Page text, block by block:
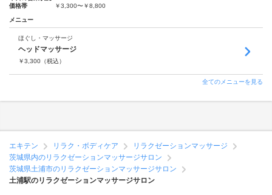
価格帯
￥3,300〜￥8,800
メニュー
ほぐし・マッサージ
ヘッドマッサージ
￥3,300 （税込）
全てのメニューを見る
エキテン リラク・ボディケア
リラクゼーションマッサージ
茨城県内のリラクゼーションマッサージサロン
茨城県土浦市のリラクゼーションマッサージサロン
土浦駅のリラクゼーションマッサージサロン